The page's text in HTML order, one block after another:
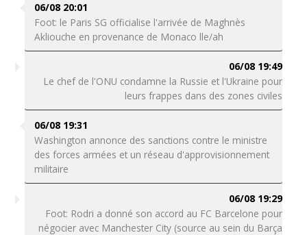
06/08 20:01
Foot: le Paris SG officialise l'arrivée de Maghnès
Akliouche en provenance de Monaco lle/ah
06/08 19:49
Le chef de l'ONU condamne la Russie et l'Ukraine pour
leurs frappes dans des zones civiles
06/08 19:31
Washington annonce des sanctions contre le ministre
des forces armées et un réseau d'approvisionnement
militaire
06/08 19:29
Foot: Rodri a donné son accord au FC Barcelone pour
négocier avec Manchester City (source au sein du Barça